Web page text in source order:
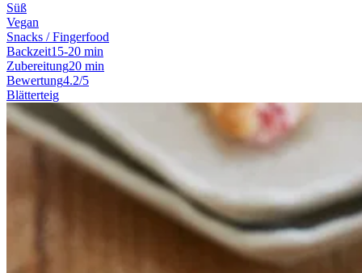
Süß
Vegan
Snacks / Fingerfood
Backzeit15-20 min
Zubereitung20 min
Bewertung4.2/5
Blätterteig